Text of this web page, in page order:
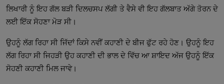
ਲਿਖਾਰੀ ਨੂੰ ਇਹ ਗੱਲ ਬੜੀ ਦਿਲਚਸਪ ਲੱਗੀ ਤੇ ਵੈਸੇ ਵੀ ਇਹ ਗੱਲਬਾਤ ਅੱਗੇ ਤੋਰਨ ਦੇ
ਲਈ ਇੱਕ ਸੋਹਣਾ ਮੋੜ ਸੀ।
ਉਹਨੂੰ ਲੱਗ ਰਿਹਾ ਸੀ ਜਿੱਦਾਂ ਕਿਸੇ ਨਵੀਂ ਕਹਾਣੀ ਦੇ ਬੀਜ ਫੁੱਟ ਰਹੇ ਹੋਣ। ਉਹਨੂੰ ਇਹ
ਲੱਗ ਰਿਹਾ ਸੀ ਜਿਹੜੀ ਉਹ ਕਹਾਣੀ ਦੀ ਭਾਲ ਦੇ ਵਿੱਚ ਆ ਸ਼ਾਇਦ ਅੱਜ ਉਹਨੂੰ ਇੱਕ
ਸੋਹਣੀ ਕਹਾਣੀ ਮਿਲ ਜਾਵੇ।